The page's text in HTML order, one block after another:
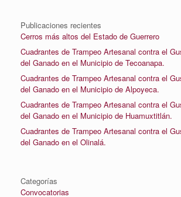
Publicaciones recientes
Cerros más altos del Estado de Guerrero
Cuadrantes de Trampeo Artesanal contra el
del Ganado en el Municipio de Tecoanapa.
Cuadrantes de Trampeo Artesanal contra el
del Ganado en el Municipio de Alpoyeca.
Cuadrantes de Trampeo Artesanal contra el
del Ganado en el Municipio de Huamuxtitlán.
Cuadrantes de Trampeo Artesanal contra el
del Ganado en el Olinalá.
Categorías
Convocatorias